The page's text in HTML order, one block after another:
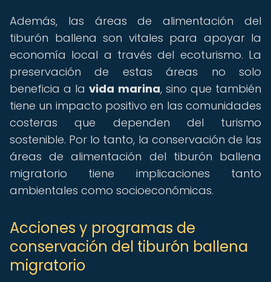
Además, las áreas de alimentación del
tiburón ballena son vitales para apoyar la
economía local a través del ecoturismo. La
preservación de estas áreas no solo
beneficia a lavida marina, sino que también
tiene un impacto positivo en las comunidades
costeras que dependen del turismo
sostenible. Por lo tanto, la conservación de las
áreas de alimentación del tiburón ballena
migratorio tiene implicaciones tanto
ambientales como socioeconómicas.
Acciones y programas de
conservación del tiburón ballena
migratorio